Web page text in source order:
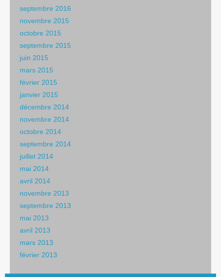
septembre 2016
novembre 2015
octobre 2015
septembre 2015
juin 2015
mars 2015
février 2015
janvier 2015
décembre 2014
novembre 2014
octobre 2014
septembre 2014
juillet 2014
mai 2014
avril 2014
novembre 2013
septembre 2013
mai 2013
avril 2013
mars 2013
février 2013